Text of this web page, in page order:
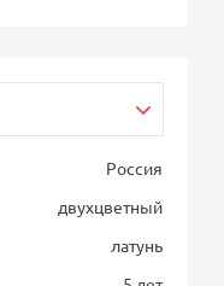
Россия
двухцветный
латунь